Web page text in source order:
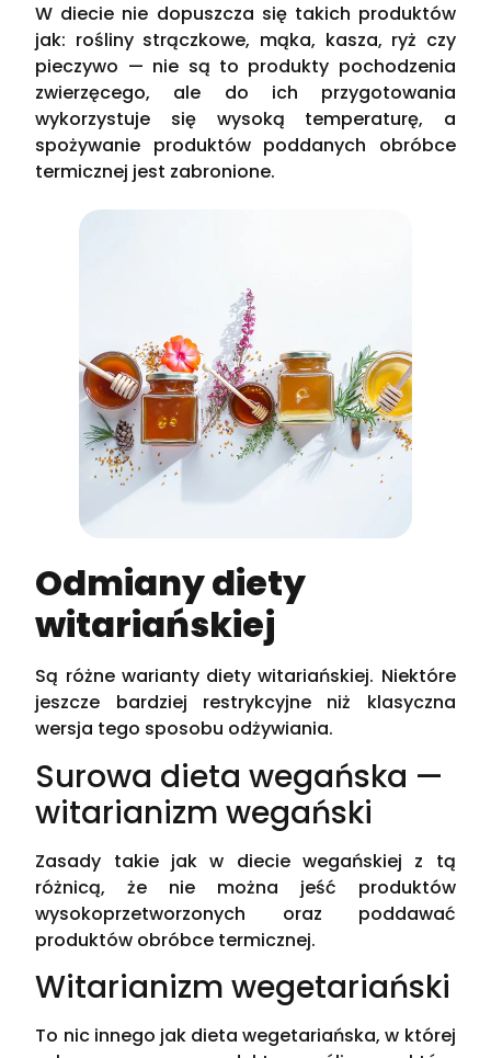
W diecie nie dopuszcza się takich produktów
jak: rośliny strączkowe, mąka, kasza, ryż czy
pieczywo — nie są to produkty pochodzenia
zwierzęcego, ale do ich przygotowania
wykorzystuje się wysoką temperaturę, a
spożywanie produktów poddanych obróbce
termicznej jest zabronione.
Odmiany diety
witariańskiej
Są różne warianty diety witariańskiej. Niektóre
jeszcze bardziej restrykcyjne niż klasyczna
wersja tego sposobu odżywiania.
Surowa dieta wegańska —
witarianizm wegański
Zasady takie jak w diecie wegańskiej z tą
różnicą, że nie można jeść produktów
wysokoprzetworzonych oraz poddawać
produktów obróbce termicznej.
Witarianizm wegetariański
To nic innego jak dieta wegetariańska, w której